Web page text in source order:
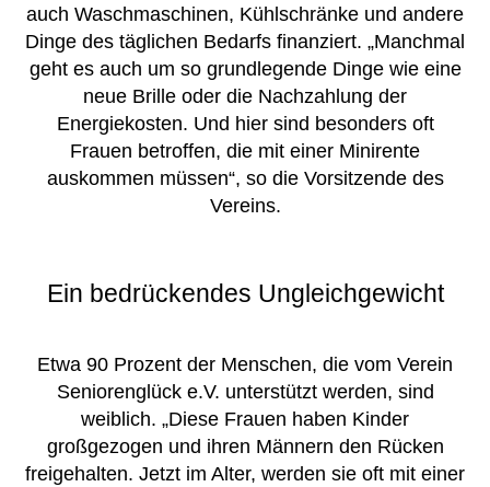
auch Waschmaschinen, Kühlschränke und andere
Dinge des täglichen Bedarfs finanziert. „Manchmal
geht es auch um so grundlegende Dinge wie eine
neue Brille oder die Nachzahlung der
Energiekosten. Und hier sind besonders oft
Frauen betroffen, die mit einer Minirente
auskommen müssen“, so die Vorsitzende des
Vereins.
Ein bedrückendes Ungleichgewicht
Etwa 90 Prozent der Menschen, die vom Verein
Seniorenglück e.V. unterstützt werden, sind
weiblich. „Diese Frauen haben Kinder
großgezogen und ihren Männern den Rücken
freigehalten. Jetzt im Alter, werden sie oft mit einer